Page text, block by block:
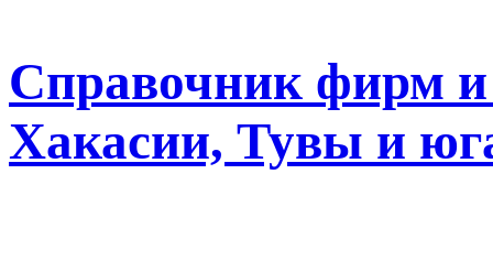
Справочник фирм и
Хакасии, Тувы и